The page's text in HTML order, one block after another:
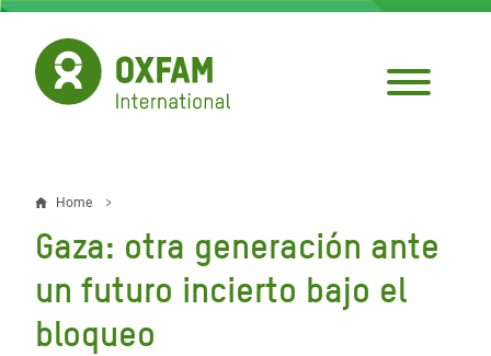
Skip
main
content
Breadcrumb
Home
Gaza: otra generación ante
un futuro incierto bajo el
bloqueo